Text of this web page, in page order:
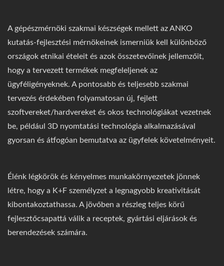
A gépészmérnöki szakmai készségek mellett az ANKO
kutatás-fejlesztési mérnökeinek ismerniük kell különböző
országok etnikai ételeit és azok összetevőinek jellemzőit,
hogy a tervezett termékek megfeleljenek az
ügyféligényeknek. A pontosabb és teljesebb szakmai
tervezés érdekében folyamatosan új, fejlett
szoftvereket/hardvereket és okos technológiákat vezetnek
be, például 3D nyomtatási technológia alkalmazásával
gyorsan és átfogóan bemutatva az ügyfelek követelményeit.
Élénk légkörök és kényelmes munkakörnyezetek jönnek
létre, hogy a K+F személyzet a legnagyobb kreativitását
kibontakoztathassa. A jövőben a részleg teljes körű
fejlesztőcsapattá válik a receptek, gyártási eljárások és
berendezések számára.